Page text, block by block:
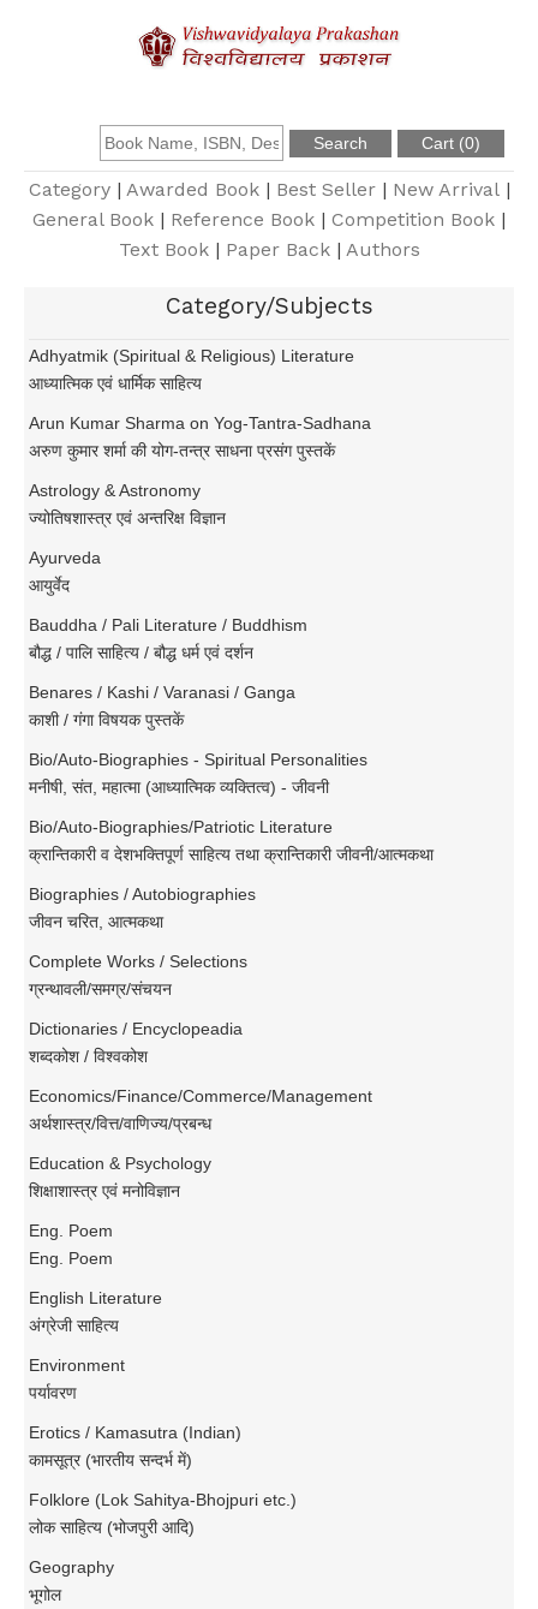
Founder
Catalogue
Query
Register
Category| Awarded Book| Best Seller| New Arrival|
General Book | Reference Book | Competition Book |
Text Book| Paper Back| Authors
Category/Subjects
Adhyatmik (Spiritual & Religious) Literature
आध्यात्मिक एवं धार्मिक साहित्य
Arun Kumar Sharma on Yog-Tantra-Sadhana
अरुण कुमार शर्मा की योग-तन्त्र साधना प्रसंग पुस्तकें
Astrology & Astronomy
ज्योतिषशास्त्र एवं अन्तरिक्ष विज्ञान
Ayurveda
आयुर्वेद
Bauddha / Pali Literature / Buddhism
बौद्ध / पालि साहित्य / बौद्ध धर्म एवं दर्शन
Benares / Kashi / Varanasi / Ganga
काशी / गंगा विषयक पुस्तकें
Bio/Auto-Biographies - Spiritual Personalities
मनीषी, संत, महात्मा (आध्यात्मिक व्यक्तित्व) - जीवनी
Bio/Auto-Biographies/Patriotic Literature
क्रान्तिकारी व देशभक्तिपूर्ण साहित्य तथा क्रान्तिकारी जीवनी/आत्मकथा
Biographies / Autobiographies
जीवन चरित, आत्मकथा
Complete Works / Selections
ग्रन्थावली/समग्र/संचयन
Dictionaries / Encyclopeadia
शब्दकोश / विश्वकोश
Economics/Finance/Commerce/Management
अर्थशास्त्र/वित्त/वाणिज्य/प्रबन्ध
Education & Psychology
शिक्षाशास्त्र एवं मनोविज्ञान
Eng. Poem
Eng. Poem
English Literature
अंग्रेजी साहित्य
Environment
पर्यावरण
Erotics / Kamasutra (Indian)
कामसूत्र (भारतीय सन्दर्भ में)
Folklore (Lok Sahitya-Bhojpuri etc.)
लोक साहित्य (भोजपुरी आदि)
Geography
भूगोल